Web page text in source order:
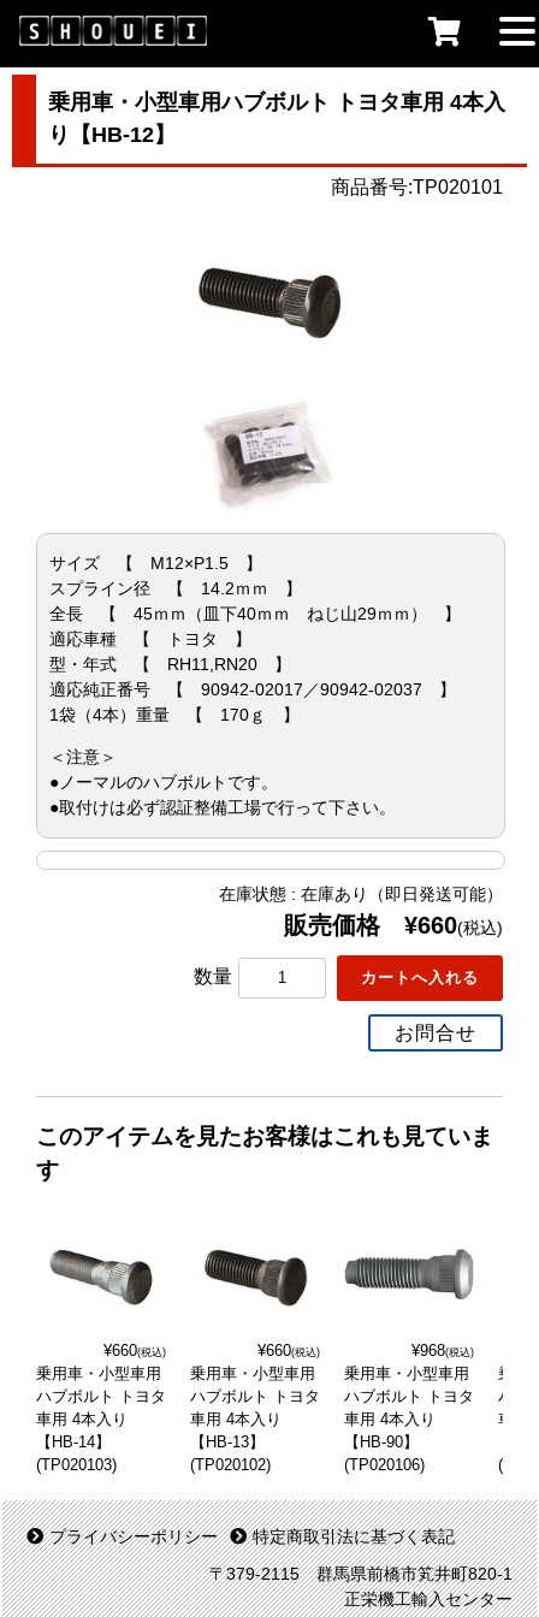
乗用車・小型車用ハブボルト トヨタ車用 4本入
り【HB-12】
商品番号:TP020101
サイズ 【 M12×P1.5 】
スプライン径 【 14.2ｍｍ 】
全長 【 45ｍｍ（皿下40ｍｍ ねじ山29ｍｍ） 】
適応車種 【 トヨタ 】
型・年式 【 RH11,RN20 】
適応純正番号 【 90942-02017／90942-02037 】
1袋（4本）重量 【 170ｇ 】
＜注意＞
●ノーマルのハブボルトです。
●取付けは必ず認証整備工場で行って下さい。
在庫状態 : 在庫あり（即日発送可能）
販売価格 ¥660(税込)
数量
お問合せ
このアイテムを見たお客様はこれも見ていま
す
¥660(税込)
乗用車・小型車用
ハブボルト トヨタ
車用 4本入り
【HB-14】
(TP020103)
¥660(税込)
乗用車・小型車用
ハブボルト トヨタ
車用 4本入り
【HB-13】
(TP020102)
¥968(税込)
乗用車・小型車用
ハブボルト トヨタ
車用 4本入り
【HB-90】
(TP020106)
乗用
ハブ
車用
プライバシーポリシー
特定商取引法に基づく表記
〒379-2115 群馬県前橋市笂井町820-1
正栄機工輸入センター